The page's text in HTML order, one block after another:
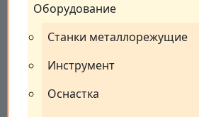
Оборудование
Станки металлорежущие
Инструмент
Оснастка